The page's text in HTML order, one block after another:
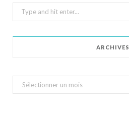
Search
for:
ARCHIVES
Archives